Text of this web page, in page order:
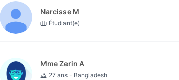
Narcisse M
Étudiant(e)
Mme Zerin A
27 ans - Bangladesh